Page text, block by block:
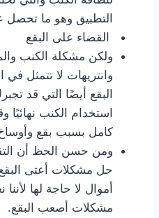
التطبيق وهو ما تحصل
القضاء على البقع
ولكن مشكلة الكنب
وانتريهات لا تتمثل في
البقع أيضًا التي قد
استخدام الكنب
كامل بسبب بقع
ومن حسن الحظ أن
حل مشكلات أعتى
أموال لا حاجة لها
مشكلات أصعب البقع.